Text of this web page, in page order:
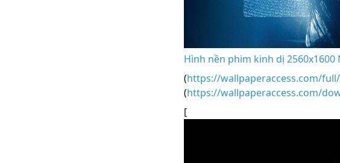
Hình nền phim kinh dị 2560x1600
(https://wallpaperaccess.com/
(https://wallpaperaccess.com/
[